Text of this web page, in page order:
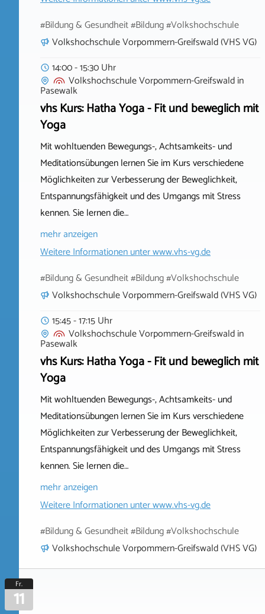
#Bildung & Gesundheit #Bildung #Volkshochschule
Volkshochschule Vorpommern-Greifswald (VHS VG)
14:00 - 15:30 Uhr
Volkshochschule Vorpommern-Greifswaldin
Pasewalk
vhs Kurs: Hatha Yoga - Fit und beweglich mit
Yoga
Mit wohltuenden Bewegungs-, Achtsamkeits- und
Meditationsübungen lernen Sie im Kurs verschiedene
Möglichkeiten zur Verbesserung der Beweglichkeit,
Entspannungsfähigkeit und des Umgangs mit Stress
kennen. Sie lernen die…
mehr anzeigen
Weitere Informationen unterwww.vhs-vg.de
#Bildung & Gesundheit #Bildung #Volkshochschule
Volkshochschule Vorpommern-Greifswald (VHS VG)
15:45 - 17:15 Uhr
Volkshochschule Vorpommern-Greifswaldin
Pasewalk
vhs Kurs: Hatha Yoga - Fit und beweglich mit
Yoga
Mit wohltuenden Bewegungs-, Achtsamkeits- und
Meditationsübungen lernen Sie im Kurs verschiedene
Möglichkeiten zur Verbesserung der Beweglichkeit,
Entspannungsfähigkeit und des Umgangs mit Stress
kennen. Sie lernen die…
mehr anzeigen
Weitere Informationen unterwww.vhs-vg.de
#Bildung & Gesundheit #Bildung #Volkshochschule
Volkshochschule Vorpommern-Greifswald (VHS VG)
Fr.
11